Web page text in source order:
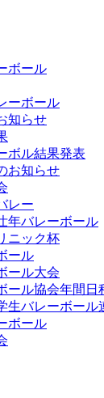
ボール
ーボール
知らせ
ボル結果発表
お知らせ
レー
年バレーボール
ニック杯
ール
ール大会
ール協会年間日
生バレーボール
ボール